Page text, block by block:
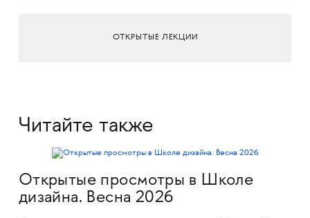
ОТКРЫТЫЕ ЛЕКЦИИ
Читайте также
Открытые просмотры в Школе
дизайна. Весна 2026